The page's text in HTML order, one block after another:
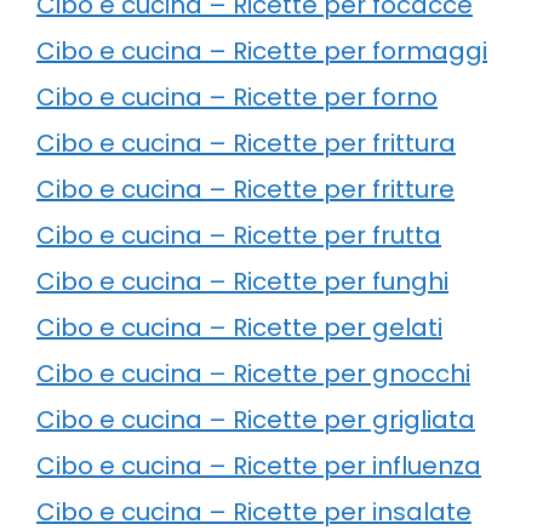
Cibo e cucina – Ricette per formaggi
Cibo e cucina – Ricette per forno
Cibo e cucina – Ricette per frittura
Cibo e cucina – Ricette per fritture
Cibo e cucina – Ricette per frutta
Cibo e cucina – Ricette per funghi
Cibo e cucina – Ricette per gelati
Cibo e cucina – Ricette per gnocchi
Cibo e cucina – Ricette per grigliata
Cibo e cucina – Ricette per influenza
Cibo e cucina – Ricette per insalate